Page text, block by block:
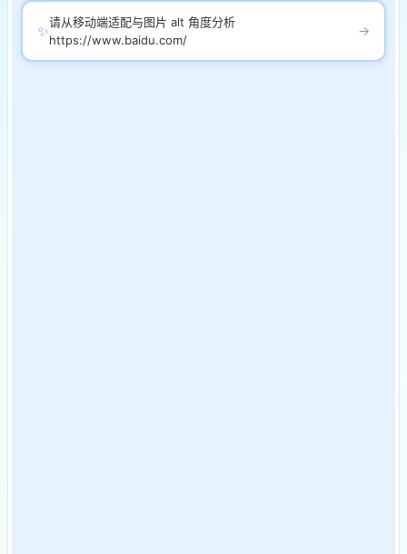
✨请从移动端适配与图片 alt 角度分析
https://www.baidu.com/
→